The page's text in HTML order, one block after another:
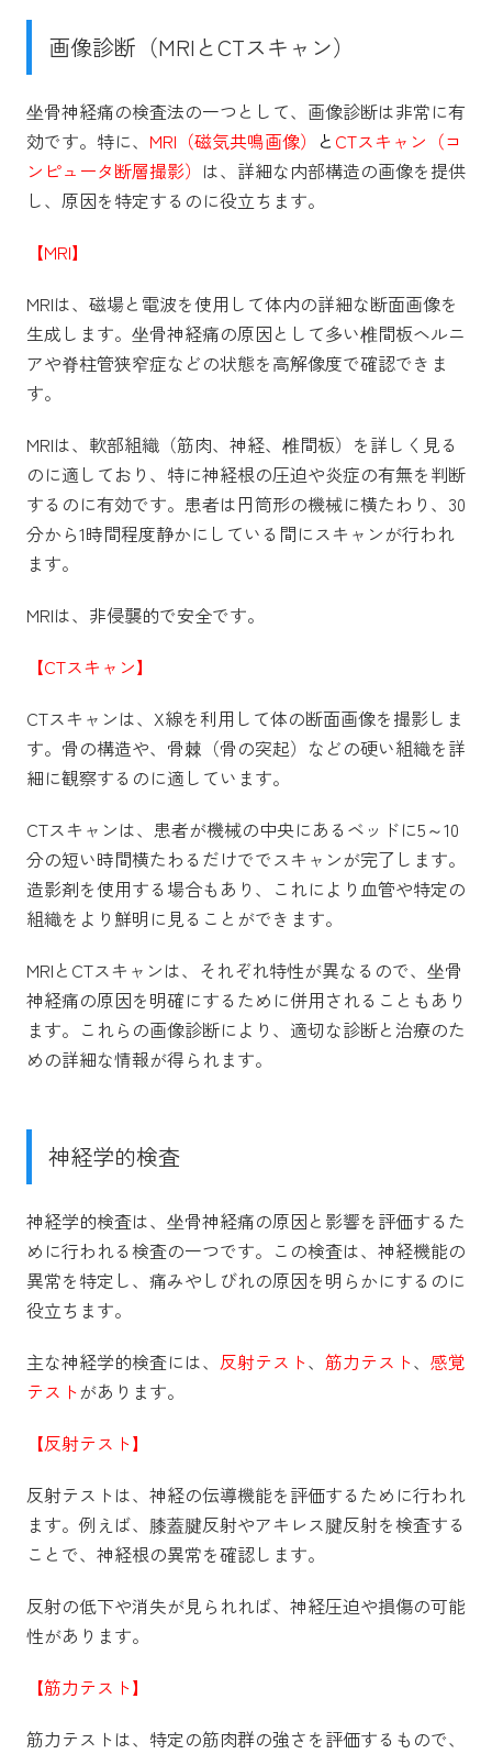
画像診断（MRIとCTスキャン）
坐骨神経痛の検査法の一つとして、画像診断は非常に有
効です。特に、 MRI（磁気共鳴画像） と CTスキャン（コ
ンピュータ断層撮影） は、詳細な内部構造の画像を提供
し、原因を特定するのに役立ちます。
【MRI】
MRIは、磁場と電波を使用して体内の詳細な断面画像を
生成します。坐骨神経痛の原因として多い椎間板ヘルニ
アや脊柱管狭窄症などの状態を高解像度で確認できま
す。
MRIは、軟部組織（筋肉、神経、椎間板）を詳しく見る
のに適しており、特に神経根の圧迫や炎症の有無を判断
するのに有効です。患者は円筒形の機械に横たわり、30
分から1時間程度静かにしている間にスキャンが行われ
ます。
MRIは、非侵襲的で安全です。
【CTスキャン】
CTスキャンは、X線を利用して体の断面画像を撮影しま
す。骨の構造や、骨棘（骨の突起）などの硬い組織を詳
細に観察するのに適しています。
CTスキャンは、患者が機械の中央にあるベッドに5～10
分の短い時間横たわるだけででスキャンが完了します。
造影剤を使用する場合もあり、これにより血管や特定の
組織をより鮮明に見ることができます。
MRIとCTスキャンは、それぞれ特性が異なるので、坐骨
神経痛の原因を明確にするために併用されることもあり
ます。これらの画像診断により、適切な診断と治療のた
めの詳細な情報が得られます。
神経学的検査
神経学的検査は、坐骨神経痛の原因と影響を評価するた
めに行われる検査の一つです。この検査は、神経機能の
異常を特定し、痛みやしびれの原因を明らかにするのに
役立ちます。
主な神経学的検査には、 反射テスト、 筋力テスト、 感覚
テストがあります。
【反射テスト】
反射テストは、神経の伝導機能を評価するために行われ
ます。例えば、膝蓋腱反射やアキレス腱反射を検査する
ことで、神経根の異常を確認します。
反射の低下や消失が見られれば、神経圧迫や損傷の可能
性があります。
【筋力テスト】
筋力テストは、特定の筋肉群の強さを評価するもので、